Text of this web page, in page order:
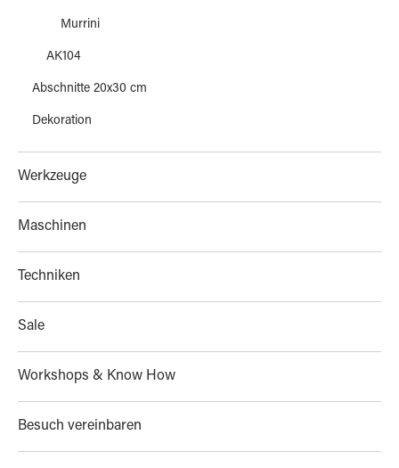
Murrini
AK104
Abschnitte 20x30 cm
Dekoration
Werkzeuge
Maschinen
Techniken
Sale
Workshops & Know How
Besuch vereinbaren